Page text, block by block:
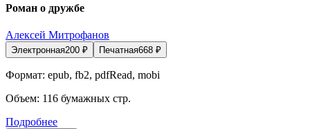
Роман о дружбе
Алексей Митрофанов
Электронная200 ₽ Печатная668 ₽
Формат: epub, fb2, pdfRead, mobi
Объем: 116 бумажных стр.
Подробнее